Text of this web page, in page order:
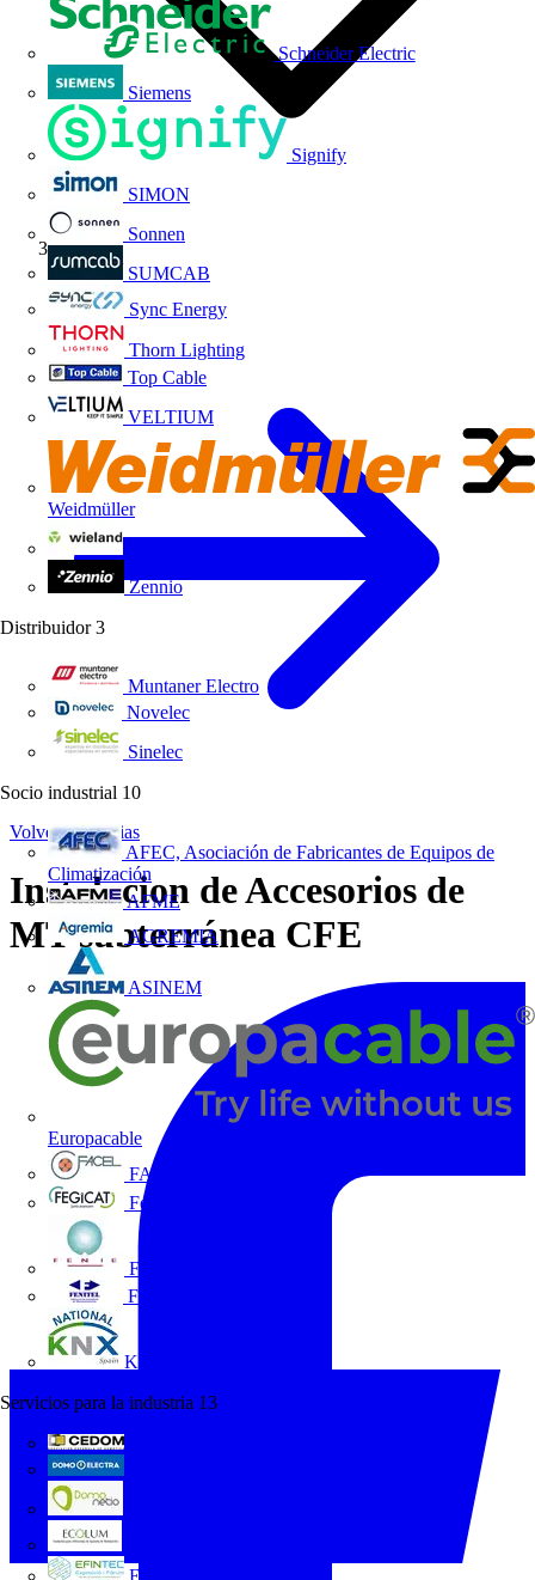
Schneider Electric
Siemens
Signify
SIMON
Sonnen
SUMCAB
Sync Energy
Thorn Lighting
Top Cable
VELTIUM
Weidmüller
Zennio
Distribuidor 3
Muntaner Electro
Novelec
Sinelec
Socio industrial 10
AFEC, Asociación de Fabricantes de Equipos de
Climatización
AFME
AGREMIA
ASINEM
Europacable
FACEL
Fegicat
FENIE
FENITEL
KNX España
Servicios para la industria 13
Efintec
Volti TV
Volver a Noticias
Instalacion de Accesorios de
MT subterránea CFE